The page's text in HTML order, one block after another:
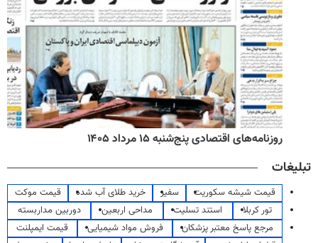
روزنامه‌های اقتصادی پنج‌شنبه ۱۵ مرداد ۱۴۰۵
تبلیغات
قیمت شیشه سکوریت سفیر خرید طلای آب شده
قیمت موکت
تور کربلا
استند تسلیت مداحی اربعین
دوربین مداربسته
مرجع پاسخ معتبر پزشکان
فروش مواد شیمیایی
قیمت ایمپلنت